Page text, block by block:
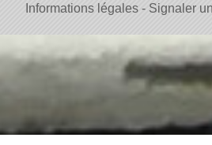
Informations légales
Signaler